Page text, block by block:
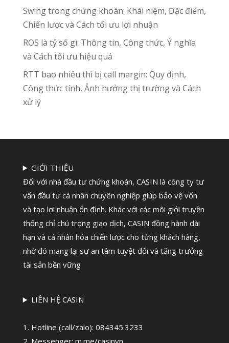
Swing trong chứng khoán: Khái niệm, Đặc điểm,
Chiến lược và Cách tối ưu lợi nhuận
ROS là tỷ số gì: Thông tin, Công thức, Ý nghĩa
và Cách tối ưu hiệu quả
RTT bao nhiêu thì bị call margin: Quy định,
Công thức tính, Ảnh hưởng thị trường và Cách
xử lý
GIỚI THIỆU
Đối với nhà đầu tư chứng khoán, CASIN là công ty tư
vấn đầu tư cá nhân chuyên nghiệp giúp bảo vệ vốn
và tạo lợi nhuận ổn định. Khác với các môi giới truyền
thống chỉ chú trọng giao dịch, CASIN đồng hành dài
hạn và cá nhân hóa chiến lược cho từng khách hàng,
nhờ đó mang lại sự an tâm tuyệt đối và tăng trưởng
tài sản bền vững
LIÊN HỆ CASIN
1. Hotline (call/zalo): 084345.3233